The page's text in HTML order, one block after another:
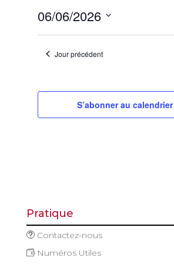
6
juin
2026
06/06/2026
date.Jour précédent
S’abonner au calendrier
Pratique
Contactez-nous
Numéros Utiles